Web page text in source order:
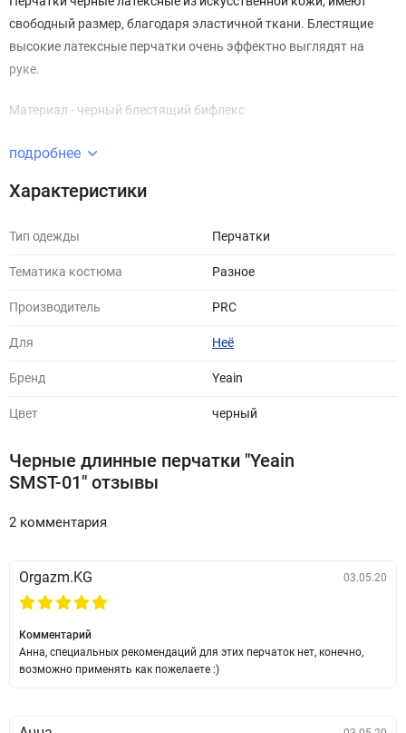
свободный размер, благодаря эластичной ткани. Блестящие
высокие латексные перчатки очень эффектно выглядят на
руке.
Материал - черный блестящий бифлекс
подробнее
Характеристики
Тип одежды Перчатки
Тематика костюма Разное
Производитель PRC
Для Неё
Бренд Yeain
Цвет черный
Черные длинные перчатки "Yeain
SMST-01" отзывы
2 комментария
Orgazm.KG 03.05.20
Комментарий
Анна, специальных рекомендаций для этих перчаток нет, конечно,
возможно применять как пожелаете :)